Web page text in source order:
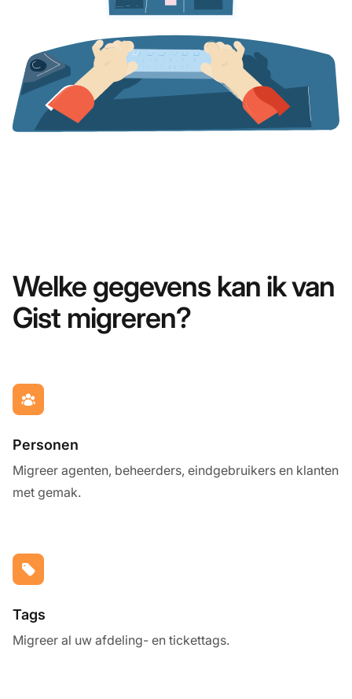
Welke gegevens kan ik van
Gist migreren?
Personen
Migreer agenten, beheerders, eindgebruikers en klanten
met gemak.
Tags
Migreer al uw afdeling- en tickettags.